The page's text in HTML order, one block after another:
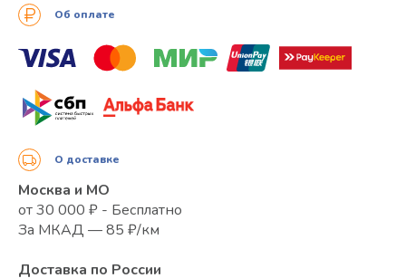
Об оплате
О доставке
Москва и МО
от 30 000 ₽ - Бесплатно
За МКАД — 85 ₽/км
Доставка по России